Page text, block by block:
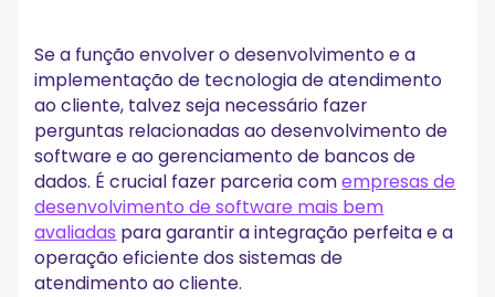
Se a função envolver o desenvolvimento e a
implementação de tecnologia de atendimento
ao cliente, talvez seja necessário fazer
perguntas relacionadas ao desenvolvimento de
software e ao gerenciamento de bancos de
dados. É crucial fazer parceria comempresas de
desenvolvimento de software mais bem
avaliadas para garantir a integração perfeita e a
operação eficiente dos sistemas de
atendimento ao cliente.